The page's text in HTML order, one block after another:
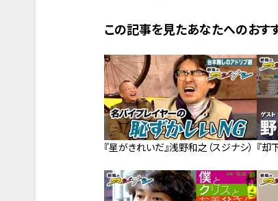
この記事を見たあなたへのおす
『星がきれいだ』浅野和之（スジナシ） 『却